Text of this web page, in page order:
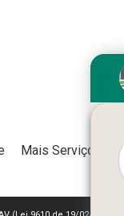
Mais Serviços